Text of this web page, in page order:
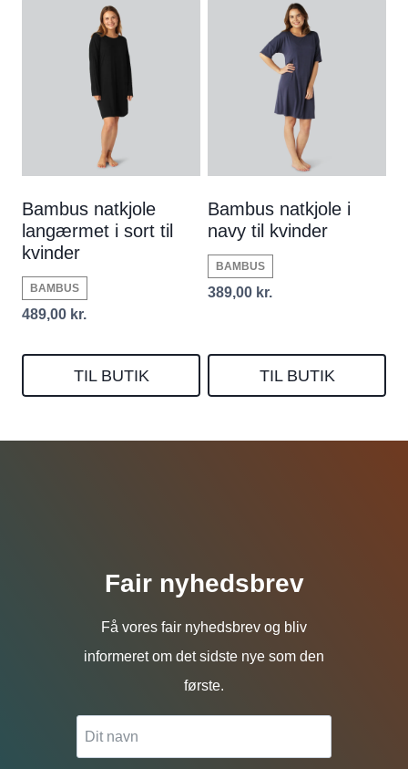
Bambus natkjole
langærmet i sort til
kvinder
BAMBUS
489,00 kr.
TIL BUTIK
Bambus natkjole i
navy til kvinder
BAMBUS
389,00 kr.
TIL BUTIK
Fair nyhedsbrev
Få vores fair nyhedsbrev og bliv
informeret om det sidste nye som den
første.